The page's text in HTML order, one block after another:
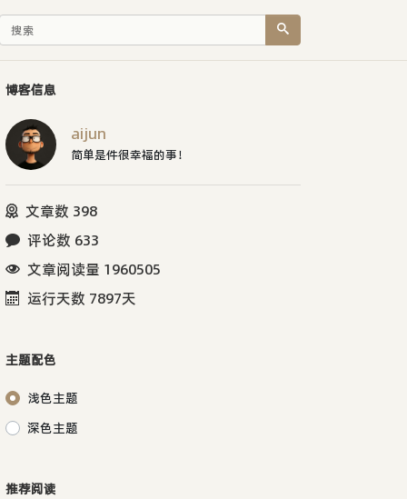
博客信息
aijun
简单是件很幸福的事！
文章数 398
评论数 633
文章阅读量 1960505
运行天数 7897天
主题配色
浅色主题
深色主题
推荐阅读